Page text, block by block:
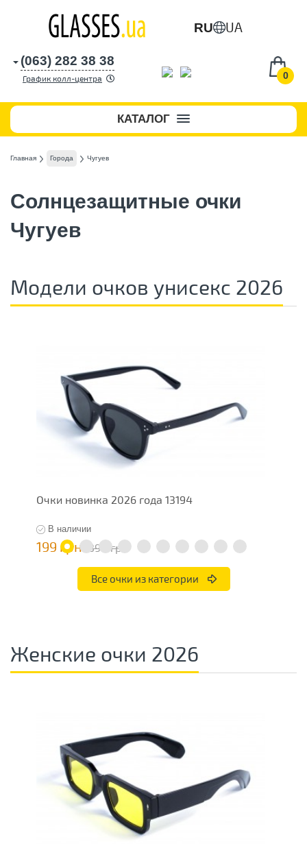
RU UA
0
(063) 282 38 38
График колл-центра
КАТАЛОГ
Главная Города Чугуев
Солнцезащитные очки
Чугуев
Модели очков унисекс 2026
Очки новинка 2026 года 13194
В наличии
199 грн 398 грн
Все очки из категории
Женские очки 2026